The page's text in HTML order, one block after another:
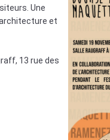
Une
et
13 rue des